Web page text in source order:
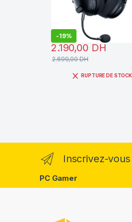
-19%
2.190,00 DH
2.699,00DH
RUPTURE DE STOCK
Inscrivez-
PC Gamer